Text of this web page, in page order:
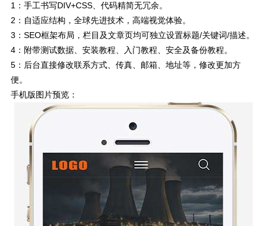
1：手工书写DIV+CSS、代码精简无冗余。
2：自适应结构，全球先进技术，高端视觉体验。
3：SEO框架布局，栏目及文章页均可独立设置标题/关键词/描述。
4：附带测试数据、安装教程、入门教程、安全及备份教程。
5：后台直接修改联系方式、传真、邮箱、地址等，修改更加方
便。
手机版图片预览：